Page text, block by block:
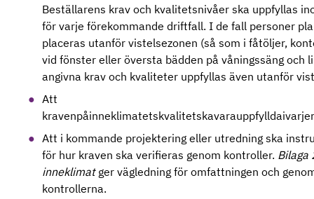
Beställarens krav och kvalitetsnivåer ska uppfyllas
för varje förekommande driftfall. I de fall personer
placeras utanför vistelsezonen (så som i fåtöljer,
vid fönster eller översta bädden på våningssäng och
angivna krav och kvaliteter uppfyllas även utanför
Att
Att i kommande projektering eller utredning ska
för hur kraven ska verifieras genom kontroller. Bilaga
inneklimat ger vägledning för omfattningen och
kontrollerna.